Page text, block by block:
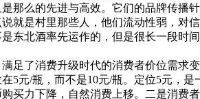
那么的先进与高效。它们的品牌传
就是村里那些人，他们流动性弱，
东北酒率先运作的，但是很长一段时
了消费升级时代的消费者价位需求
5元/瓶，而不是10元/瓶。定位5元，
买力下降，自然消费上移。二是消